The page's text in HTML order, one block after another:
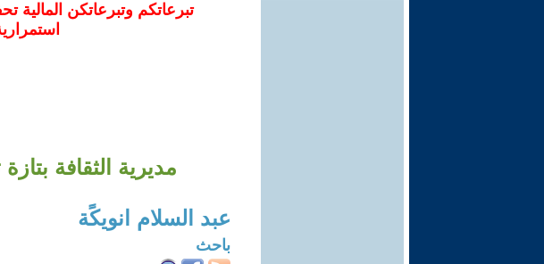
تبرعاتكم وتبرعاتكن
مديرية الثقافة
عبد السلام انويكًة
باحث